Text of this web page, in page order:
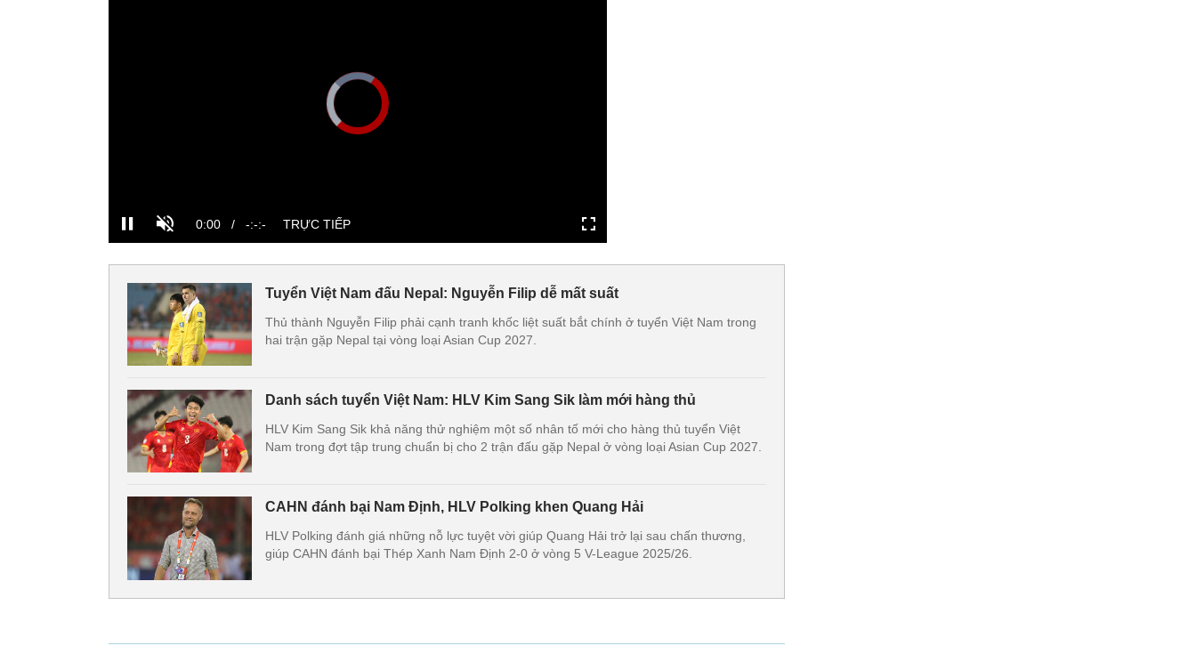
Tuyển Việt Nam đấu Nepal: Nguyễn Filip dễ mất suất
Thủ thành Nguyễn Filip phải cạnh tranh khốc liệt suất bắt chính ở tuyển Việt Nam trong
hai trận gặp Nepal tại vòng loại Asian Cup 2027.
Danh sách tuyển Việt Nam: HLV Kim Sang Sik làm mới hàng thủ
HLV Kim Sang Sik khả năng thử nghiệm một số nhân tố mới cho hàng thủ tuyển Việt
Nam trong đợt tập trung chuẩn bị cho 2 trận đấu gặp Nepal ở vòng loại Asian Cup 2027.
CAHN đánh bại Nam Định, HLV Polking khen Quang Hải
HLV Polking đánh giá những nỗ lực tuyệt vời giúp Quang Hải trở lại sau chấn thương,
giúp CAHN đánh bại Thép Xanh Nam Định 2-0 ở vòng 5 V-League 2025/26.